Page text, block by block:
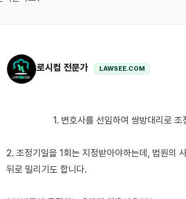
로시컴 전문가 LAWSEE.COM
2. 조정기일을 1회는 지정받아야하는데, 법원의
뒤로 밀리기도 합니다.